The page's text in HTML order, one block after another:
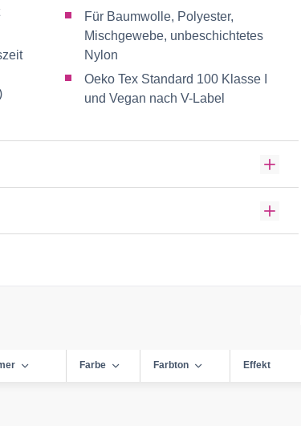
Für Baumwolle, Polyester,
Mischgewebe, unbeschichtetes
Nylon
Oeko Tex Standard 100 Klasse I
und Vegan nach V-Label
Farbe Farbton Effekt